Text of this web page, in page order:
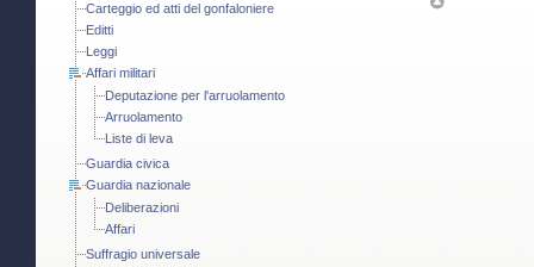
Carteggio ed atti del gonfaloniere
Editti
Leggi
Affari militari
Deputazione per l'arruolamento
Arruolamento
Liste di leva
Guardia civica
Guardia nazionale
Deliberazioni
Affari
Suffragio universale